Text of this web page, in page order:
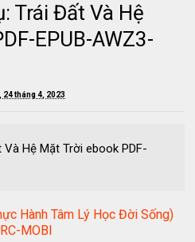
Trái Đất Và Hệ
EPUB-AWZ3-
24 tháng 4, 2023
Hệ Mặt Trời ebook PDF-
Hành Tâm Lý Học Đời Sống)
MOBI